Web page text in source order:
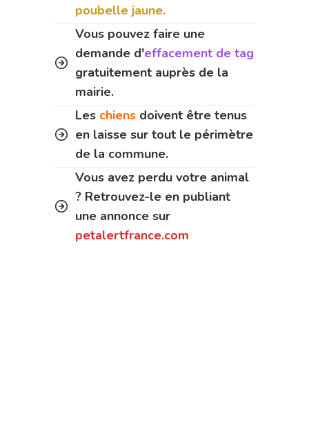
poubelle jaune.
Vous pouvez faire une
demande d'effacement de tag
gratuitement auprès de la
mairie.
Les chiens doivent être tenus
en laisse sur tout le périmètre
de la commune.
Vous avez perdu votre animal
? Retrouvez-le en publiant
une annonce sur
petalertfrance.com